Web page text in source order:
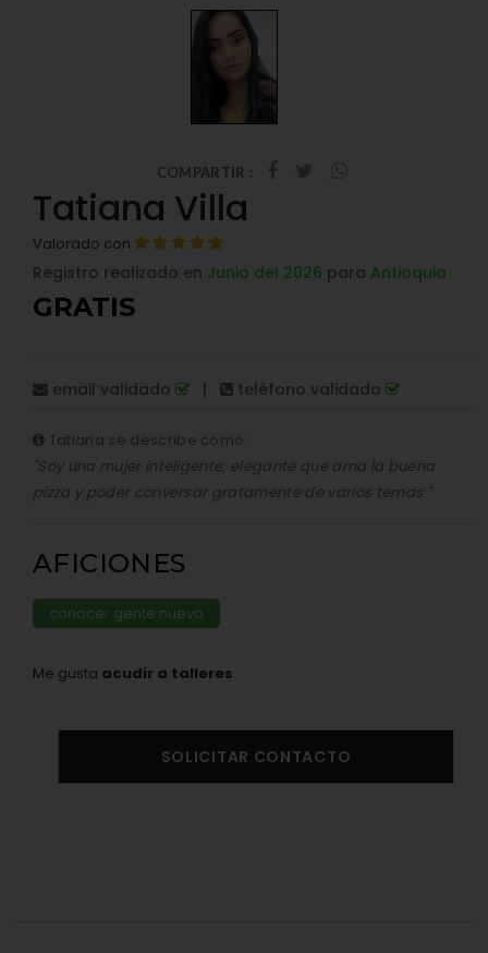
COMPARTIR :
Tatiana Villa
Valorado con
Registro realizado en Junio del 2026 para Antioquia
GRATIS
email validado | teléfono validado
Tatiana se describe como:
"Soy una mujer inteligente, elegante que ama la buena
pizza y poder conversar gratamente de varios temas "
AFICIONES
conocer gente nueva
Me gusta acudir a talleres.
SOLICITAR CONTACTO